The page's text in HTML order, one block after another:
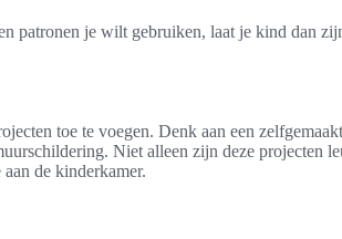
patronen je wilt gebruiken, laat je kind dan
toe te voegen. Denk aan een
Niet alleen zijn deze projecten
de kinderkamer.